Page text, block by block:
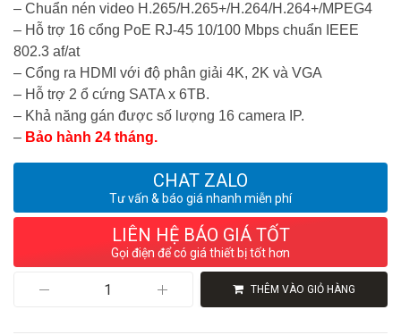
– Chuẩn nén video H.265/H.265+/H.264/H.264+/MPEG4
– Hỗ trợ 16 cổng PoE RJ-45 10/100 Mbps chuẩn IEEE
802.3 af/at
– Cổng ra HDMI với độ phân giải 4K, 2K và VGA
– Hỗ trợ 2 ổ cứng SATA x 6TB.
– Khả năng gán được số lượng 16 camera IP.
– Bảo hành 24 tháng.
CHAT ZALO
Tư vấn & báo giá nhanh miễn phí
LIÊN HỆ BÁO GIÁ TỐT
Gọi điện để có giá thiết bị tốt hơn
THÊM VÀO GIỎ HÀNG